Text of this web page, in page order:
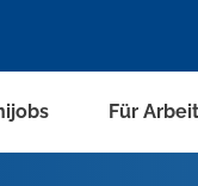
Für